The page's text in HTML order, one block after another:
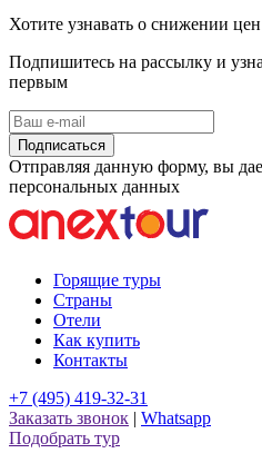
Хотите узнавать о снижении
Подпишитесь на рассылку и
первым
Подписаться
Отправляя данную форму, вы
персональных данных
Горящие туры
Страны
Отели
Как купить
Контакты
+7 (495) 419-32-31
Заказать звонок | Whatsapp
Подобрать тур